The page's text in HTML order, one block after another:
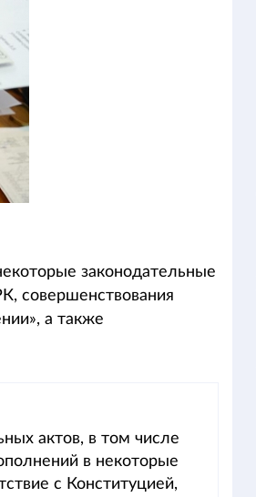
законодательные
совершенствования
а также
актов, в том числе
в некоторые
с Конституцией,